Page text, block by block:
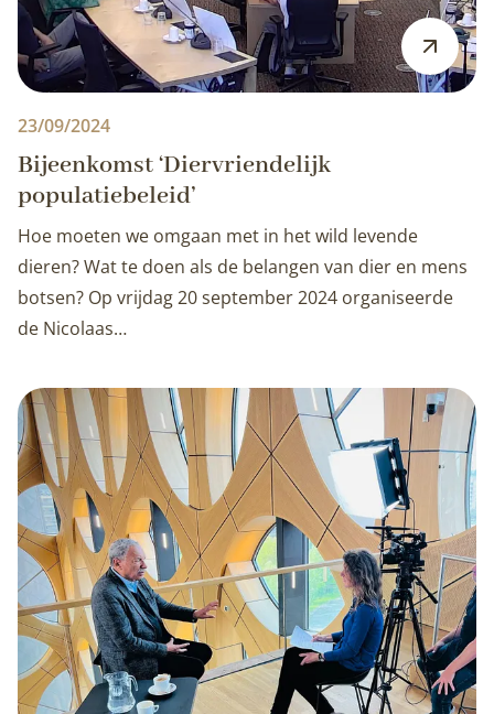
23/09/2024
Bijeenkomst ‘Diervriendelijk
populatiebeleid’
Hoe moeten we omgaan met in het wild levende
dieren? Wat te doen als de belangen van dier en mens
botsen? Op vrijdag 20 september 2024 organiseerde
de Nicolaas…